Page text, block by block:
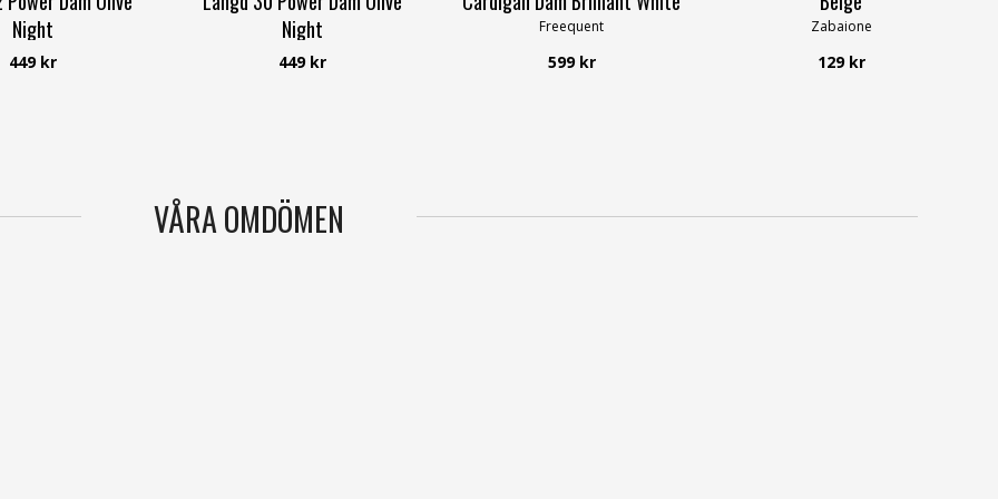
Night
Freequent
449 kr
Night
Freequent
449 kr
Freequent
599 kr
Zabaione
129 kr
VÅRA OMDÖMEN